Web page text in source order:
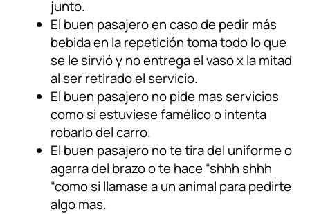
junto.
El buen pasajero en caso de pedir más
bebida en la repetición toma todo lo que
se le sirvió y no entrega el vaso x la mitad
al ser retirado el servicio.
El buen pasajero no pide mas servicios
como si estuviese famélico o intenta
robarlo del carro.
El buen pasajero no te tira del uniforme o
agarra del brazo o te hace “shhh shhh
“como si llamase a un animal para pedirte
algo mas.